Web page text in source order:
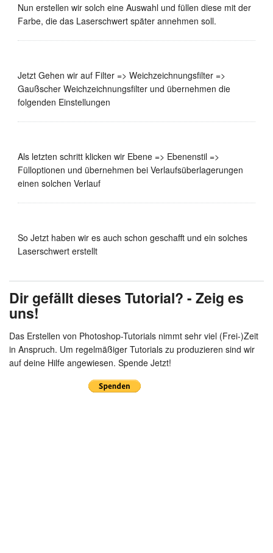
Nun erstellen wir solch eine Auswahl und füllen diese mit der
Farbe, die das Laserschwert später annehmen soll.
Jetzt Gehen wir auf Filter => Weichzeichnungsfilter =>
Gaußscher Weichzeichnungsfilter und übernehmen die
folgenden Einstellungen
Als letzten schritt klicken wir Ebene => Ebenenstil =>
Fülloptionen und übernehmen bei Verlaufsüberlagerungen
einen solchen Verlauf
So Jetzt haben wir es auch schon geschafft und ein solches
Laserschwert erstellt
Dir gefällt dieses Tutorial? - Zeig es
uns!
Das Erstellen von Photoshop-Tutorials nimmt sehr viel (Frei-)Zeit
in Anspruch. Um regelmäßiger Tutorials zu produzieren sind wir
auf deine Hilfe angewiesen. Spende Jetzt!